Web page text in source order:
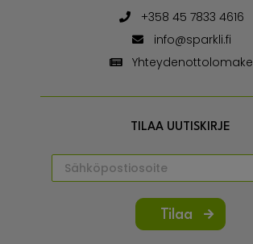
+358 45 7833 4616
info@sparkli.fi
Yhteydenottolomake
TILAA UUTISKIRJE
Tilaa